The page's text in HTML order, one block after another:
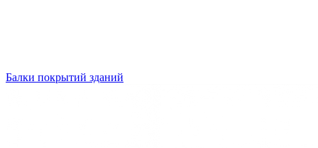
Балки покрытий зданий